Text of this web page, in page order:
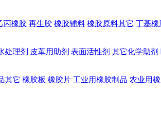
丙橡胶 再生胶 橡胶辅料 橡胶原料其它 丁基橡
处理剂 皮革用助剂 表面活性剂 其它化学助剂
其它 橡胶板 橡胶片 工业用橡胶制品 农业用